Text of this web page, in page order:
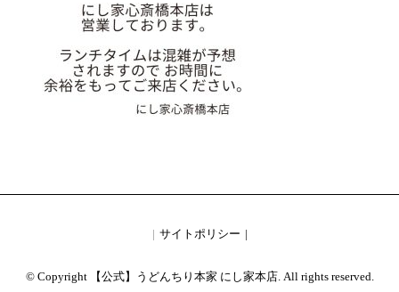
サイトポリシー
© Copyright 【公式】うどんちり本家 にし家本店. All rights reserved.